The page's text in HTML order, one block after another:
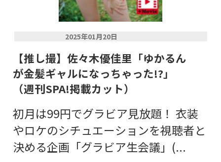
2025年01月20日
【推し撮】佐々木優佳里「ゆかるん
が金髪ギャルになっちゃった!?」
（週刊SPA!掲載カット）
初月は99円でグラビア見放題！ 衣装
やロケのシチュエーションを視聴者と
決める企画「グラビア生会議」(...